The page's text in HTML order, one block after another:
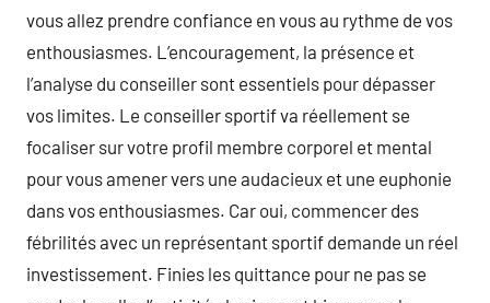
vous allez prendre confiance en vous au rythme de vos
enthousiasmes. L’encouragement, la présence et
l’analyse du conseiller sont essentiels pour dépasser
vos limites. Le conseiller sportif va réellement se
focaliser sur votre profil membre corporel et mental
pour vous amener vers une audacieux et une euphonie
dans vos enthousiasmes. Car oui, commencer des
fébrilités avec un représentant sportif demande un réel
investissement. Finies les quittance pour ne pas se